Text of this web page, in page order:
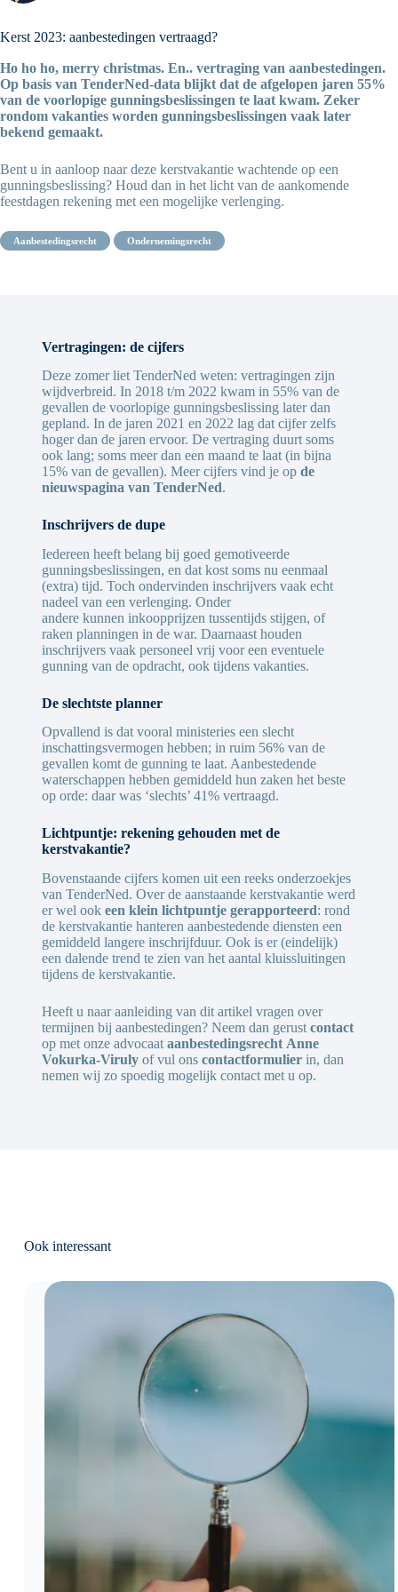
Kerst 2023: aanbestedingen vertraagd?
Ho ho ho, merry christmas. En.. vertraging van aanbestedingen.
Op basis van TenderNed-data blijkt dat de afgelopen jaren 55%
van de voorlopige gunningsbeslissingen te laat kwam. Zeker
rondom vakanties worden gunningsbeslissingen vaak later
bekend gemaakt.
Bent u in aanloop naar deze kerstvakantie wachtende op een
gunningsbeslissing? Houd dan in het licht van de aankomende
feestdagen rekening met een mogelijke verlenging.
aanbestedingsrecht ondernemingsrecht
Vertragingen: de cijfers
Deze zomer liet TenderNed weten: vertragingen zijn
wijdverbreid. In 2018 t/m 2022 kwam in 55% van de
gevallen de voorlopige gunningsbeslissing later dan
gepland. In de jaren 2021 en 2022 lag dat cijfer zelfs
hoger dan de jaren ervoor. De vertraging duurt soms
ook lang; soms meer dan een maand te laat (in bijna
15% van de gevallen). Meer cijfers vind je op de
nieuwspagina van TenderNed.
Inschrijvers de dupe
Iedereen heeft belang bij goed gemotiveerde
gunningsbeslissingen, en dat kost soms nu eenmaal
(extra) tijd. Toch ondervinden inschrijvers vaak echt
nadeel van een verlenging. Onder
andere kunnen inkoopprijzen tussentijds stijgen, of
raken planningen in de war. Daarnaast houden
inschrijvers vaak personeel vrij voor een eventuele
gunning van de opdracht, ook tijdens vakanties.
De slechtste planner
Opvallend is dat vooral ministeries een slecht
inschattingsvermogen hebben; in ruim 56% van de
gevallen komt de gunning te laat. Aanbestedende
waterschappen hebben gemiddeld hun zaken het beste
op orde: daar was ‘slechts’ 41% vertraagd.
Lichtpuntje: rekening gehouden met de
kerstvakantie?
Bovenstaande cijfers komen uit een reeks onderzoekjes
van TenderNed. Over de aanstaande kerstvakantie werd
er wel ook een klein lichtpuntje gerapporteerd: rond
de kerstvakantie hanteren aanbestedende diensten een
gemiddeld langere inschrijfduur. Ook is er (eindelijk)
een dalende trend te zien van het aantal kluissluitingen
tijdens de kerstvakantie.
Heeft u naar aanleiding van dit artikel vragen over
termijnen bij aanbestedingen? Neem dan gerust contact
op met onze advocaat aanbestedingsrecht Anne
Vokurka-Viruly of vul ons contactformulier in, dan
nemen wij zo spoedig mogelijk contact met u op.
Ook interessant